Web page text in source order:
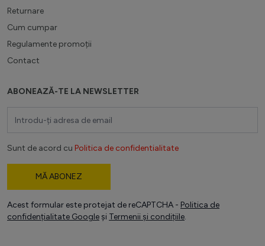
Returnare
Cum cumpar
Regulamente promoții
Contact
ABONEAZĂ-TE LA NEWSLETTER
Sunt de acord cu Politica de confidentialitate
MĂ ABONEZ
Acest formular este protejat de reCAPTCHA - Politica de
confidențialitate Google și Termenii și condițiile.